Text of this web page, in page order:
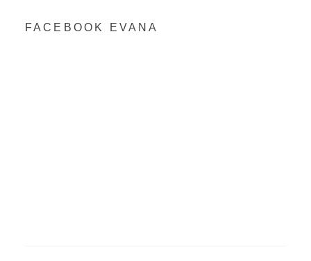
FACEBOOK EVANA